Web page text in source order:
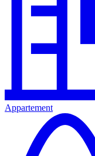
Appartement